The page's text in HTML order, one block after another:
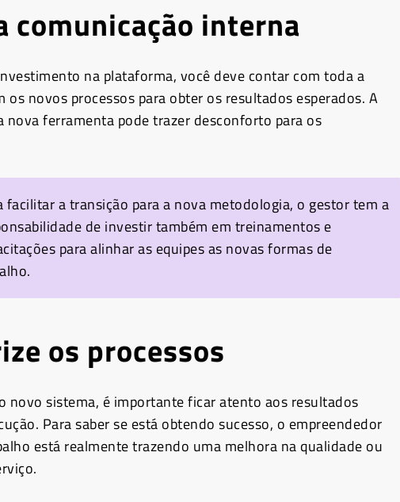
comunicação interna
na plataforma, você deve contar com toda a
os novos processos para obter os resultados esperados. A
nova ferramenta pode trazer desconforto para os
facilitar a transição para a nova metodologia, o gestor tem a
de investir também em treinamentos e
para alinhar as equipes as novas formas de
os processos
novo sistema, é importante ficar atento aos resultados
Para saber se está obtendo sucesso, o empreendedor
está realmente trazendo uma melhora na qualidade ou